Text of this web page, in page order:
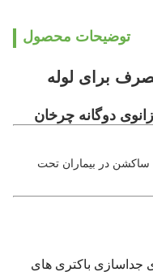
توضیحات محصول
برای لوله
در بیماران تحت
باکتری های